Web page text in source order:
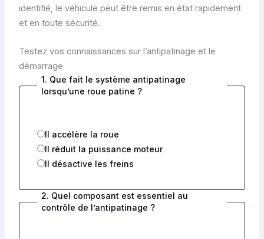
identifié, le véhicule peut être remis en état rapidement
et en toute sécurité.
Testez vos connaissances sur l’antipatinage et le
démarrage
1. Que fait le système antipatinage
lorsqu’une roue patine ?
Il accélère la roue
Il réduit la puissance moteur
Il désactive les freins
2. Quel composant est essentiel au
contrôle de l’antipatinage ?